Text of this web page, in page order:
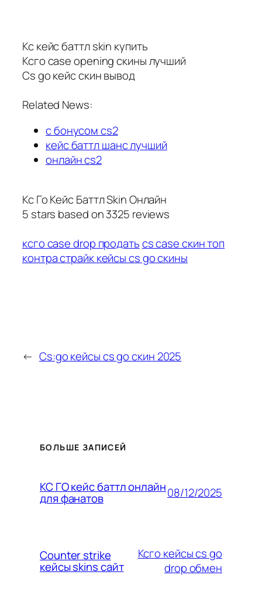
Кс кейс баттл skin купить
Ксго case opening скины лучший
Cs go кейс скин вывод
Related News:
с бонусом cs2
кейс баттл шанс лучший
онлайн cs2
Кс Го Кейс Баттл Skin Онлайн
5 stars based on3325 reviews
ксго case drop продатьcs case скин топ
контра страйк кейсы cs go скины
← Cs:go кейсы cs go скин 2025
БОЛЬШЕ ЗАПИСЕЙ
КС ГО кейс баттл онлайн
для фанатов 08/12/2025
Counter strike
кейсы skins сайт
Ксго кейсы cs go
drop обмен